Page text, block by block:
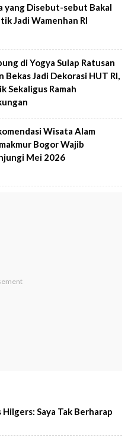
yang Disebut-sebut Bakal
Jadi Wamenhan RI
di Yogya Sulap Ratusan
Bekas Jadi Dekorasi HUT RI,
Sekaligus Ramah
Wisata Alam
Bogor Wajib
Mei 2026
Saya Tak Berharap